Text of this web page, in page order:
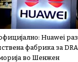
Huawei
фабрика за
во Шенжен